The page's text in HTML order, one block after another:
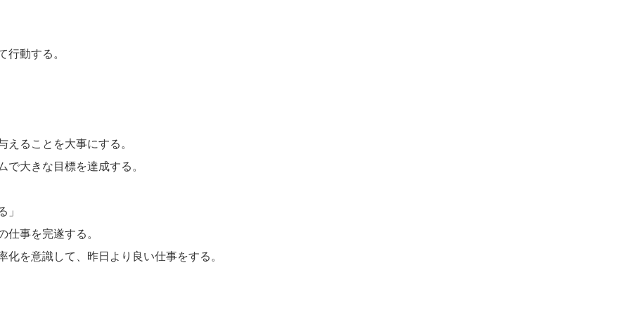
行動する。
えることを大事にする。
大きな目標を達成する。
」
仕事を完遂する。
を意識して、昨日より良い仕事をする。